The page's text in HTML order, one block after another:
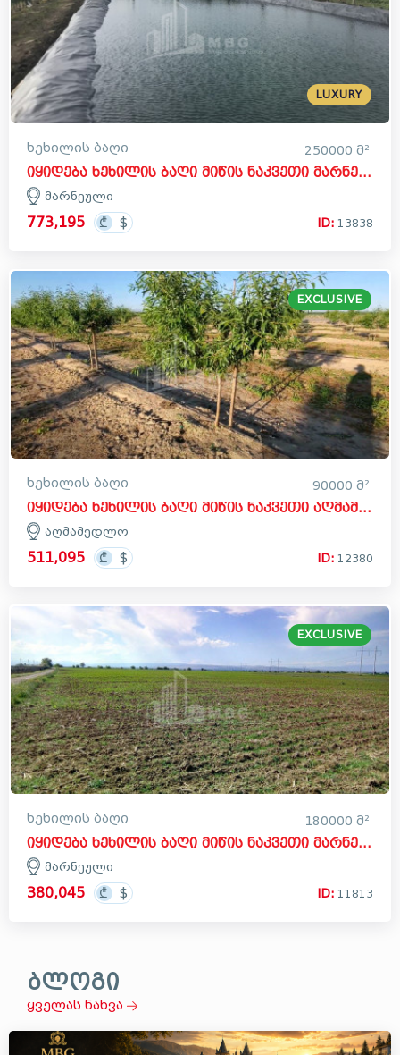
LUXURY
ხეხილის ბაღი 250000 მ²
იყიდება ხეხილის ბაღი მიწის ნაკვეთი მარნეულში
მარნეული
773,195 ID: 13838
EXCLUSIVE
ხეხილის ბაღი 90000 მ²
იყიდება ხეხილის ბაღი მიწის ნაკვეთი აღმამედლოში, მარნეული
აღმამედლო
511,095 ID: 12380
EXCLUSIVE
ხეხილის ბაღი 180000 მ²
იყიდება ხეხილის ბაღი მიწის ნაკვეთი მარნეულში
მარნეული
380,045 ID: 11813
ბლოგი
ყველას ნახვა